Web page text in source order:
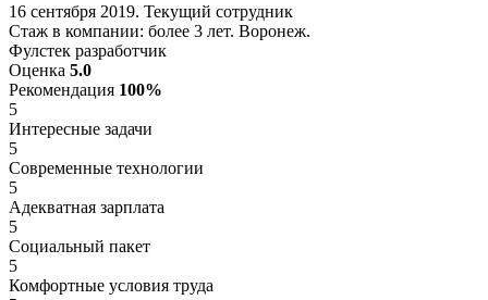
16 сентября 2019. Текущий сотрудник
Стаж в компании: более 3 лет. Воронеж.
Фулстек разработчик
Оценка 5.0
Рекомендация 100%
5
Интересные задачи
5
Современные технологии
5
Адекватная зарплата
5
Социальный пакет
5
Комфортные условия труда